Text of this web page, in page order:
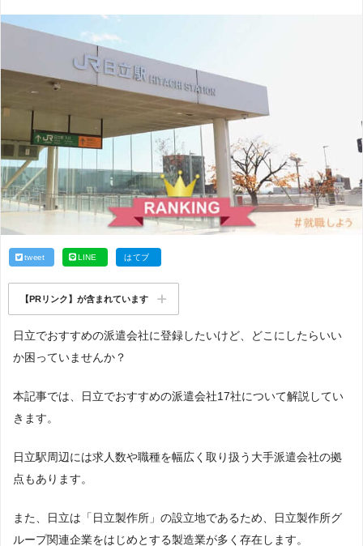
tweet LINE はてブ
【PRリンク】が含まれています
日立でおすすめの派遣会社に登録したいけど、どこにしたらいい
か困っていませんか？
本記事では、日立でおすすめの派遣会社17社について解説してい
きます。
日立駅周辺には求人数や職種を幅広く取り扱う大手派遣会社の拠
点もあります。
また、日立は「日立製作所」の設立地であるため、日立製作所グ
ループ関連企業をはじめとする製造業が多く存在します。